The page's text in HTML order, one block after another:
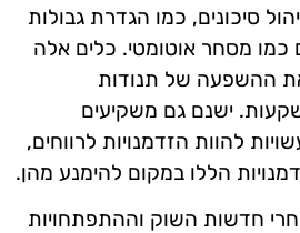
סיכונים, כמו הגדרת גבולות
כמו מסחר אוטומטי. כלים אלה
את ההשפעה של תנודות
ישנם גם משקיעים
להוות הזדמנויות לרווחים,
הללו במקום להימנע מהן.
חדשות השוק וההתפתחויות